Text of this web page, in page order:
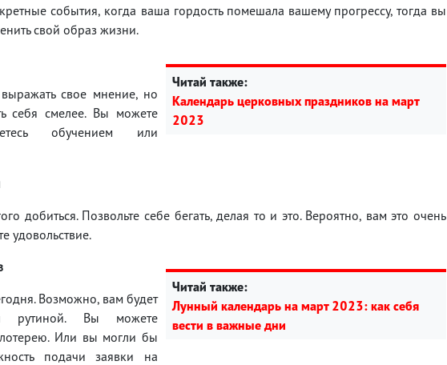
события, когда ваша гордость помешала вашему прогрессу, тогда вы
свой образ жизни.
Читай также:
Календарь церковных праздников на март
2023
свое мнение, но
себя смелее. Вы можете
обучением или
добиться. Позвольте себе бегать, делая то и это. Вероятно, вам это очень
удовольствие.
Читай также:
Лунный календарь на март 2023: как себя
вести в важные дни
Возможно, вам будет
рутиной. Вы можете
Или вы могли бы
подачи заявки на